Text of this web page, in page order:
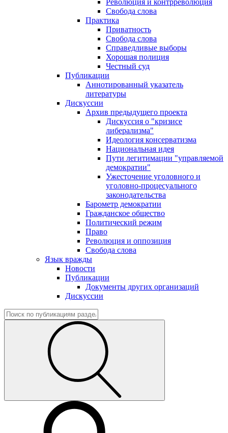
Революция и контрреволюция
Свобода слова
Практика
Приватность
Свобода слова
Справедливые выборы
Хорошая полиция
Честный суд
Публикации
Аннотированный указатель
литературы
Дискуссии
Архив предыдущего проекта
Дискуссия о "кризисе
либерализма"
Идеология консерватизма
Национальная идея
Пути легитимации "управляемой
демократии"
Ужесточение уголовного и
уголовно-процесуального
законодательства
Барометр демократии
Гражданское общество
Политический режим
Право
Революция и оппозиция
Свобода слова
Язык вражды
Новости
Публикации
Документы других организаций
Дискуссии